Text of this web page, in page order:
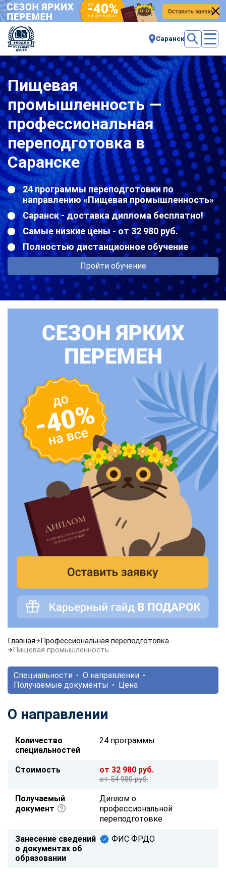
Саранск
Пищевая
промышленность —
профессиональная
переподготовка в
Саранске
24 программы переподготовки по
направлению «Пищевая промышленность»
Саранск - доставка диплома бесплатно!
Самые низкие цены - от 32 980 руб.
Полностью дистанционное обучение
Пройти обучение
Главная
Профессиональная переподготовка
Пищевая промышленность
Специальности
О направлении
Получаемые документы
Цена
О направлении
Количество
специальностей
24 программы
Стоимость от 32 980 руб.
от 54 980 руб.
Получаемый
документ
Диплом о
профессиональной
переподготовке
Занесение сведений
о документах об
образовании
ФИС ФРДО